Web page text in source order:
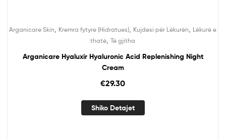
Arganicare Skin Kremra fytyre (Hidratues) Kujdesi për Lëkurën
Lëkurë e
thatë Të gjitha
Arganicare Hyaluxir Hyaluronic Acid Replenishing Night
Cream
€29.30
Shiko Detajet